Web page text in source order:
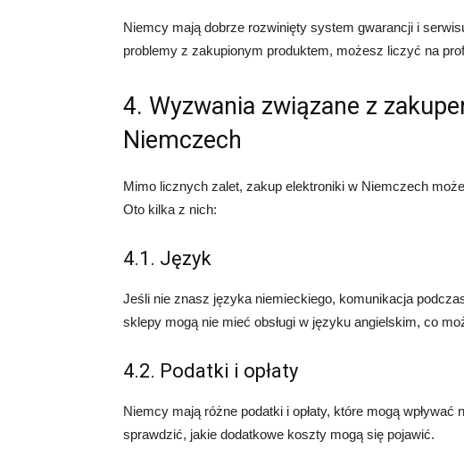
Niemcy mają dobrze rozwinięty system gwarancji i
problemy z zakupionym produktem, możesz liczyć na
4. Wyzwania związane z
Niemczech
Mimo licznych zalet, zakup elektroniki w Niemczech
Oto kilka z nich:
4.1. Język
Jeśli nie znasz języka niemieckiego, komunikacja
sklepy mogą nie mieć obsługi w języku angielskim, co
4.2. Podatki i opłaty
Niemcy mają różne podatki i opłaty, które mogą
sprawdzić, jakie dodatkowe koszty mogą się pojawić.